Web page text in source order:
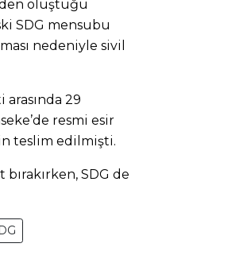
oluştuğu
SDG mensubu
nedeniyle sivil
29
resmi esir
teslim edilmişti.
SDG de